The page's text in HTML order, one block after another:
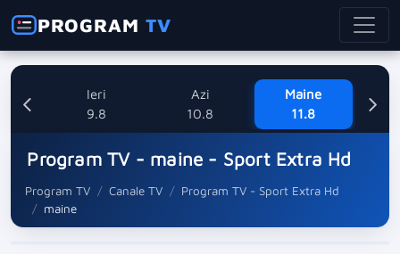
PROGRAMTV
Ieri
9.8
Azi
10.8
Maine
11.8
Program TV - maine - Sport Extra Hd
Program TV Canale TV
Program TV - Sport Extra Hd
maine